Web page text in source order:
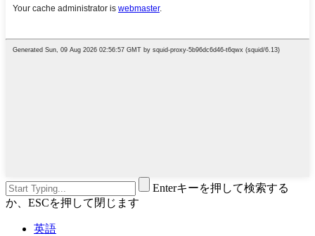
Enterキーを押して検索する
か、ESCを押して閉じます
英語